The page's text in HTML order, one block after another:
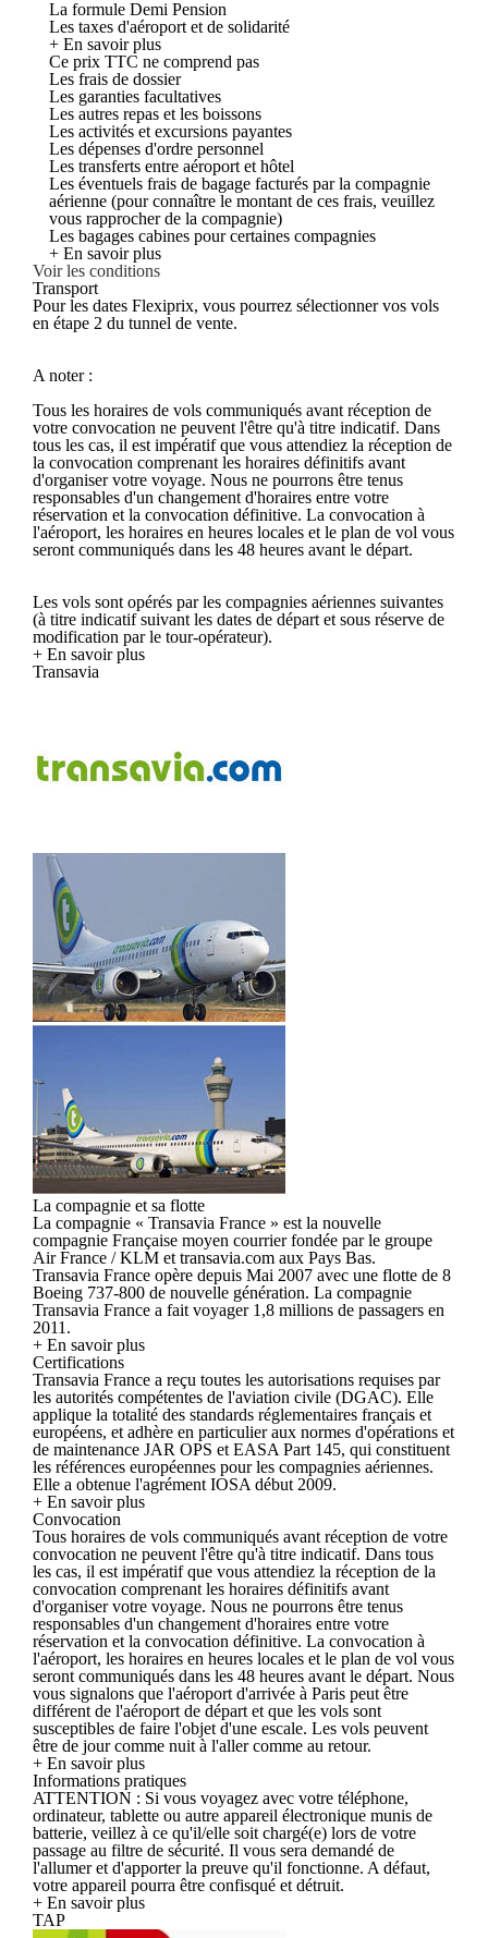
La formule Demi Pension
Les taxes d'aéroport et de solidarité
+ En savoir plus
Ce prix TTC ne comprend pas
Les frais de dossier
Les garanties facultatives
Les autres repas et les boissons
Les activités et excursions payantes
Les dépenses d'ordre personnel
Les transferts entre aéroport et hôtel
Les éventuels frais de bagage facturés par la compagnie
aérienne (pour connaître le montant de ces frais, veuillez
vous rapprocher de la compagnie)
Les bagages cabines pour certaines compagnies
+ En savoir plus
Voir les conditions
Transport
Pour les dates Flexiprix, vous pourrez sélectionner vos vols
en étape 2 du tunnel de vente.
A noter :
Tous les horaires de vols communiqués avant réception de
votre convocation ne peuvent l'être qu'à titre indicatif. Dans
tous les cas, il est impératif que vous attendiez la réception de
la convocation comprenant les horaires définitifs avant
d'organiser votre voyage. Nous ne pourrons être tenus
responsables d'un changement d'horaires entre votre
réservation et la convocation définitive. La convocation à
l'aéroport, les horaires en heures locales et le plan de vol vous
seront communiqués dans les 48 heures avant le départ.
Les vols sont opérés par les compagnies aériennes suivantes
(à titre indicatif suivant les dates de départ et sous réserve de
modification par le tour-opérateur).
+ En savoir plus
Transavia
La compagnie et sa flotte
La compagnie « Transavia France » est la nouvelle
compagnie Française moyen courrier fondée par le groupe
Air France / KLM et transavia.com aux Pays Bas.
Transavia France opère depuis Mai 2007 avec une flotte de 8
Boeing 737-800 de nouvelle génération. La compagnie
Transavia France a fait voyager 1,8 millions de passagers en
2011.
+ En savoir plus
Certifications
Transavia France a reçu toutes les autorisations requises par
les autorités compétentes de l'aviation civile (DGAC). Elle
applique la totalité des standards réglementaires français et
européens, et adhère en particulier aux normes d'opérations et
de maintenance JAR OPS et EASA Part 145, qui constituent
les références européennes pour les compagnies aériennes.
Elle a obtenue l'agrément IOSA début 2009.
+ En savoir plus
Convocation
Tous horaires de vols communiqués avant réception de votre
convocation ne peuvent l'être qu'à titre indicatif. Dans tous
les cas, il est impératif que vous attendiez la réception de la
convocation comprenant les horaires définitifs avant
d'organiser votre voyage. Nous ne pourrons être tenus
responsables d'un changement d'horaires entre votre
réservation et la convocation définitive. La convocation à
l'aéroport, les horaires en heures locales et le plan de vol vous
seront communiqués dans les 48 heures avant le départ. Nous
vous signalons que l'aéroport d'arrivée à Paris peut être
différent de l'aéroport de départ et que les vols sont
susceptibles de faire l'objet d'une escale. Les vols peuvent
être de jour comme nuit à l'aller comme au retour.
+ En savoir plus
Informations pratiques
ATTENTION : Si vous voyagez avec votre téléphone,
ordinateur, tablette ou autre appareil électronique munis de
batterie, veillez à ce qu'il/elle soit chargé(e) lors de votre
passage au filtre de sécurité. Il vous sera demandé de
l'allumer et d'apporter la preuve qu'il fonctionne. A défaut,
votre appareil pourra être confisqué et détruit.
+ En savoir plus
TAP